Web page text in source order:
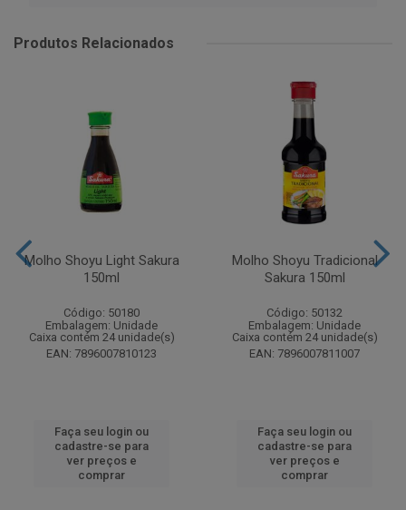
Produtos Relacionados
Molho Shoyu Light Sakura
150ml
Código: 50180
Embalagem: Unidade
Caixa contém 24 unidade(s)
EAN: 7896007810123
Faça seu login ou
cadastre-se para
ver preços e
comprar
Molho Shoyu Tradicional
Sakura 150ml
Código: 50132
Embalagem: Unidade
Caixa contém 24 unidade(s)
EAN: 7896007811007
Faça seu login ou
cadastre-se para
ver preços e
comprar